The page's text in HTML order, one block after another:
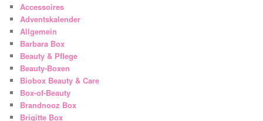
Accessoires
Adventskalender
Allgemein
Barbara Box
Beauty & Pflege
Beauty-Boxen
Biobox Beauty & Care
Box-of-Beauty
Brandnooz Box
Brigitte Box